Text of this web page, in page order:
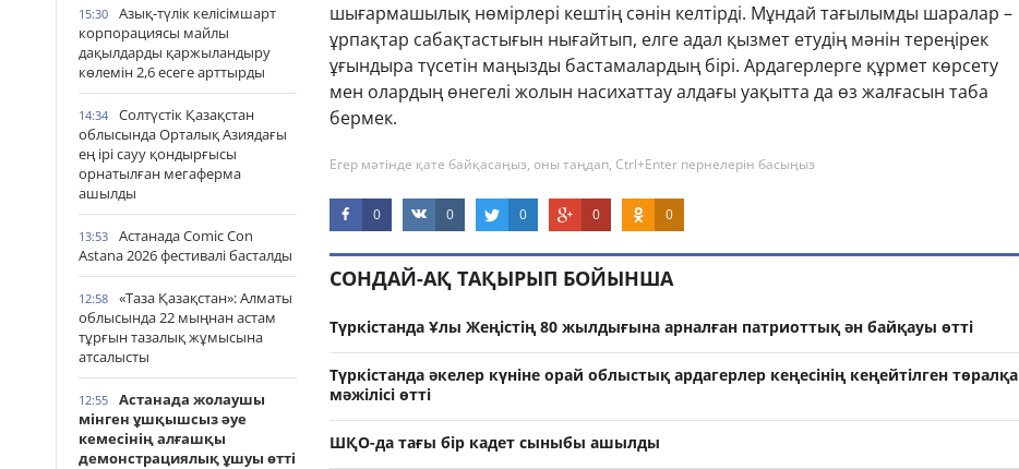
15:30
Азық-түлік келісімшарт
корпорациясы майлы
дақылдарды қаржыландыру
көлемін 2,6 есеге арттырды
14:34
Солтүстік Қазақстан
облысында Орталық Азиядағы
ең ірі сауу қондырғысы
орнатылған мегаферма
ашылды
13:53
Астанада Comic Con
Astana 2026 фестивалі басталды
12:58
«Таза Қазақстан»: Алматы
облысында 22 мыңнан астам
тұрғын тазалық жұмысына
атсалысты
12:55
Астанада жолаушы
мінген ұшқышсыз әуе
кемесінің алғашқы
демонстрациялық ұшуы өтті
шығармашылық нөмірлері кештің сәнін келтірді. Мұндай тағылымды шаралар –
ұрпақтар сабақтастығын нығайтып, елге адал қызмет етудің мәнін тереңірек
ұғындыра түсетін маңызды бастамалардың бірі. Ардагерлерге құрмет көрсету
мен олардың өнегелі жолын насихаттау алдағы уақытта да өз жалғасын таба
бермек.
Егер мәтінде қате байқасаңыз, оны таңдап, Ctrl+Enter пернелерін басыңыз
0 0 0 0 0
СОНДАЙ-АҚ ТАҚЫРЫП БОЙЫНША
Түркістанда Ұлы Жеңістің 80 жылдығына арналған патриоттық ән байқауы өтті
Түркістанда әкелер күніне орай облыстық ардагерлер кеңесінің кеңейтілген төралқа
мәжілісі өтті
ШҚО-да тағы бір кадет сыныбы ашылды